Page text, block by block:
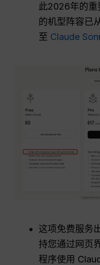
此2026年的
的机型阵容已
至 Claude
这项免费服务
持您通过网页
程序使用